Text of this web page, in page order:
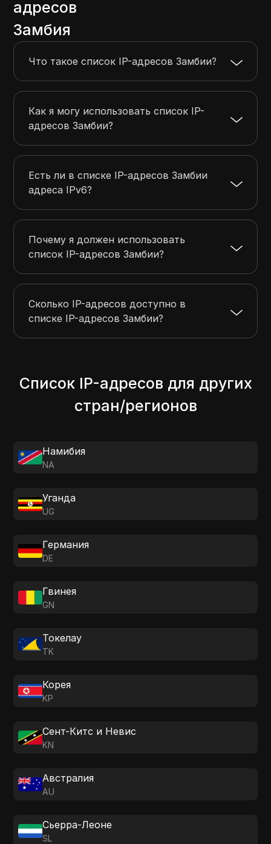
102.216.214.0
102.23.120.0
102.68.136.0
102.68.139.255
1024
102.69.161.0
102.69.162.255 512
адресов
Замбия
Что такое список IP-адресов Замбии?
Как я могу использовать список IP-
адресов Замбии?
Есть ли в списке IP-адресов Замбии
адреса IPv6?
Почему я должен использовать
список IP-адресов Замбии?
Сколько IP-адресов доступно в
списке IP-адресов Замбии?
Список IP-адресов для других
стран/регионов
Намибия
NA
Уганда
UG
Германия
DE
Гвинея
GN
Токелау
TK
Корея
KP
Сент-Китс и Невис
KN
Австралия
AU
Сьерра-Леоне
SL